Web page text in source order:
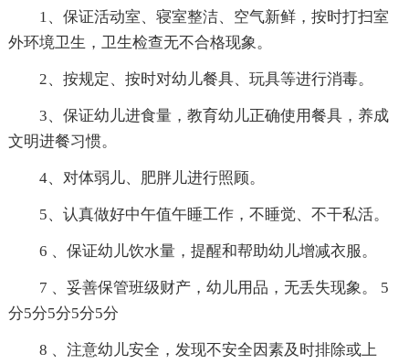
1、保证活动室、寝室整洁、空气新鲜，按时打扫室
外环境卫生，卫生检查无不合格现象。
2、按规定、按时对幼儿餐具、玩具等进行消毒。
3、保证幼儿进食量，教育幼儿正确使用餐具，养成
文明进餐习惯。
4、对体弱儿、肥胖儿进行照顾。
5、认真做好中午值午睡工作，不睡觉、不干私活。
6 、保证幼儿饮水量，提醒和帮助幼儿增减衣服。
7 、妥善保管班级财产，幼儿用品，无丢失现象。 5
分5分5分5分5分
8 、注意幼儿安全，发现不安全因素及时排除或上